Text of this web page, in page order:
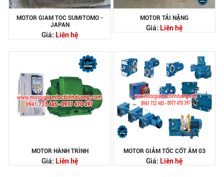
MOTOR GIAM TOC SUMITOMO -
JAPAN
Giá: Liên hệ
MOTOR TẢI NẶNG
Giá: Liên hệ
MOTOR HÀNH TRÌNH
Giá: Liên hệ
MOTOR GIẢM TỐC CỐT ÂM 03
Giá: Liên hệ